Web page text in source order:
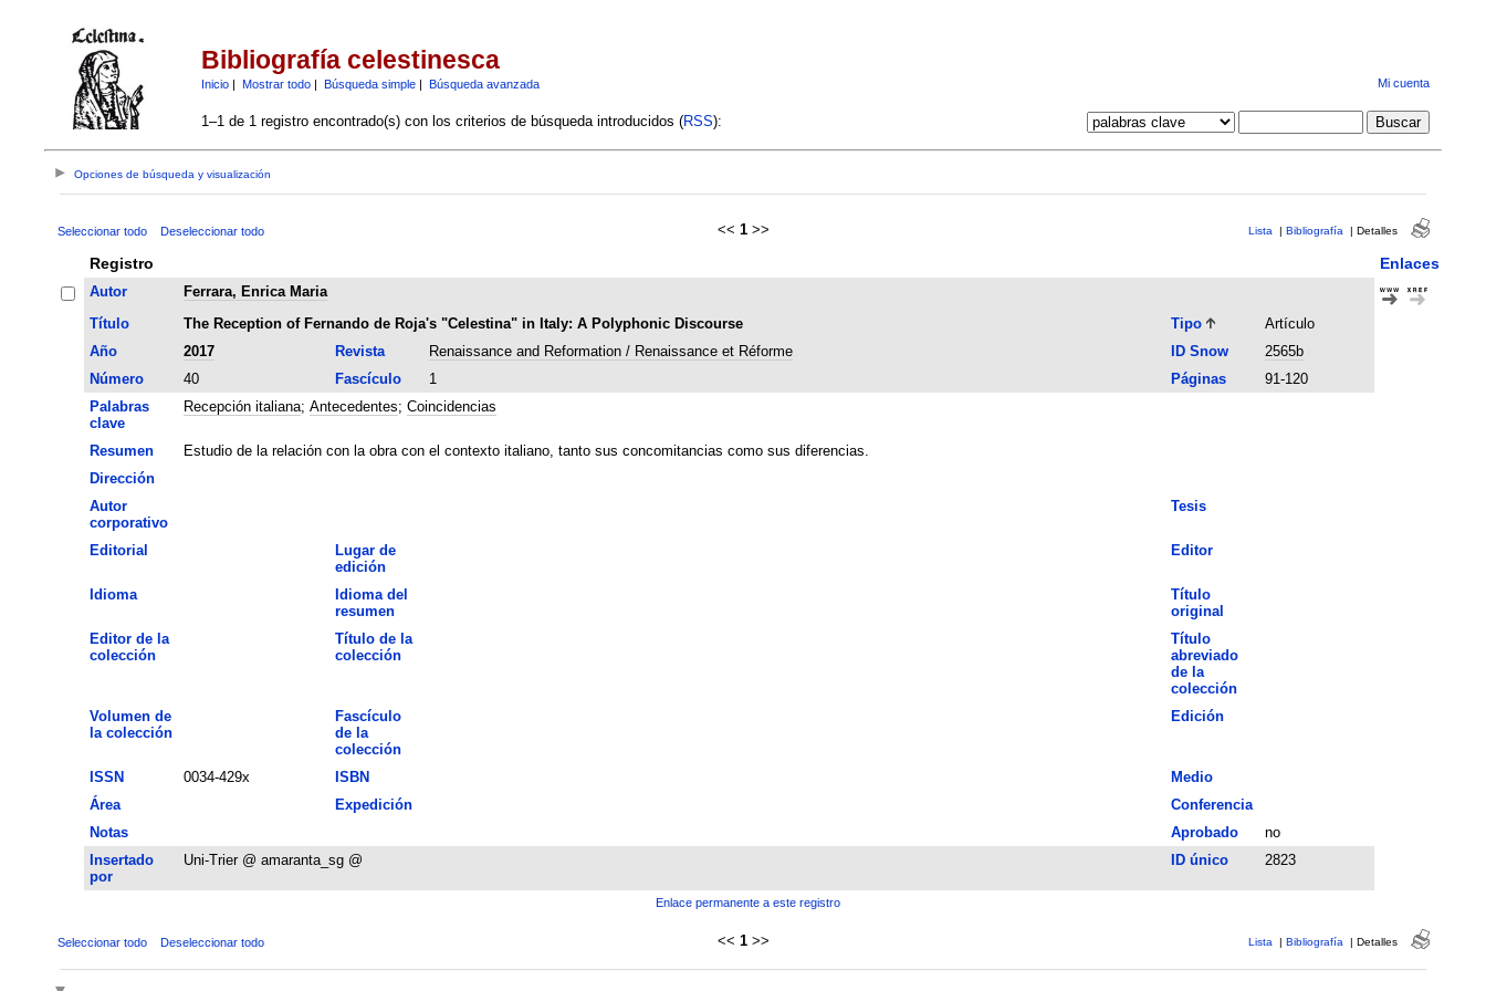
Bibliografía celestinesca
Inicio| Mostrar todo| Búsqueda simple| Búsqueda avanzada Mi cuenta
1–1 de 1 registro encontrado(s) con los criterios de búsqueda introducidos (RSS):
Opciones de búsqueda y visualización
Seleccionar todo Deseleccionar todo << 1 >> Lista | Bibliografía | Detalles
Registro Enlaces
Autor
Ferrara, Enrica Maria
Título
The Reception of Fernando de Roja's "Celestina" in Italy: A Polyphonic Discourse Tipo
Artículo
Año
2017 Revista Renaissance and Reformation / Renaissance et Réforme ID Snow
2565b
Número
40 Fascículo 1 Páginas
91-120
Palabras
clave
Recepción italiana; Antecedentes; Coincidencias
Resumen
Estudio de la relación con la obra con el contexto italiano, tanto sus concomitancias como sus diferencias.
Dirección
Autor
corporativo
Tesis
Editorial
Lugar de
edición
Editor
Idioma
Idioma del
resumen
Título
original
Editor de la
colección
Título de la
colección
Título
abreviado
de la
colección
Volumen de
la colección
Fascículo
de la
colección
Edición
ISSN 0034-429x ISBN
Medio
Área
Expedición
Conferencia
Notas
Aprobado
no
Insertado
por
Uni-Trier @ amaranta_sg @ ID único 2823
Enlace permanente a este registro
Seleccionar todo Deseleccionar todo << 1 >> Lista | Bibliografía | Detalles